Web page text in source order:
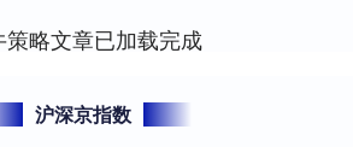
策略文章已加载完成
沪深京指数